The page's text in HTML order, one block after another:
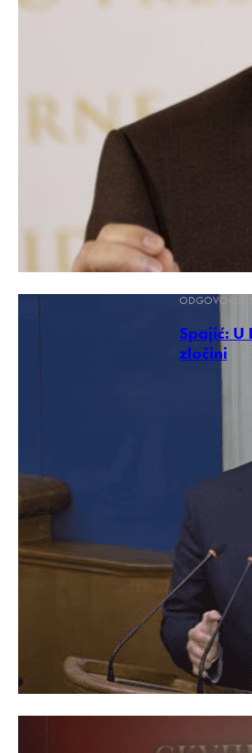
ODGOVORIO
Spajić: U
zločini